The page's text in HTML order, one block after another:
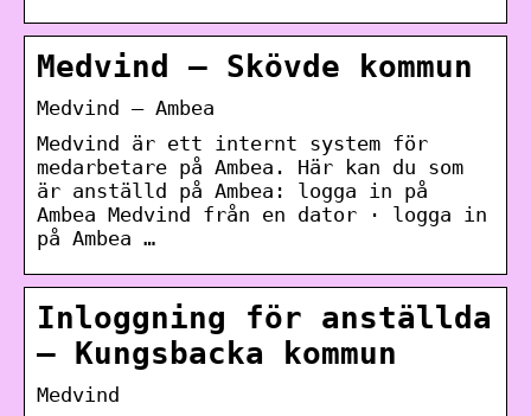
Medvind – Skövde kommun
Medvind – Ambea
Medvind är ett internt system för
medarbetare på Ambea. Här kan du som
är anställd på Ambea: logga in på
Ambea Medvind från en dator · logga in
på Ambea …
Inloggning för anställda
– Kungsbacka kommun
Medvind